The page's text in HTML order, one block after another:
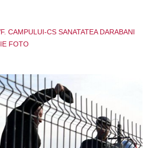
CAMPULUI-CS SANATATEA DARABANI
FOTO